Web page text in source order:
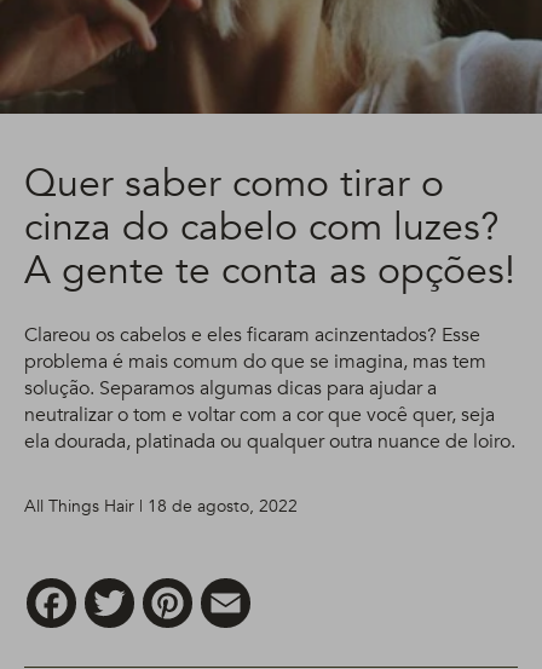
Quer saber como tirar o
cinza do cabelo com luzes?
A gente te conta as opções!
Clareou os cabelos e eles ficaram acinzentados? Esse
problema é mais comum do que se imagina, mas tem
solução. Separamos algumas dicas para ajudar a
neutralizar o tom e voltar com a cor que você quer, seja
ela dourada, platinada ou qualquer outra nuance de loiro.
All Things Hair | 18 de agosto, 2022
FacebookTwitter Pinterest